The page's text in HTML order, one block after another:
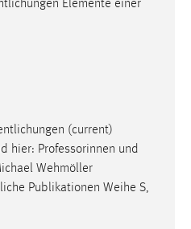
Elemente einer
(current)
hier: Professorinnen und
Wehmöller
Publikationen Weihe S,